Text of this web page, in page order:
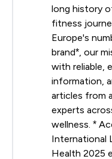
long history
fitness
Europe's
brand*, our
with reliable,
information,
articles from
experts
wellness. *
International
Health 2025